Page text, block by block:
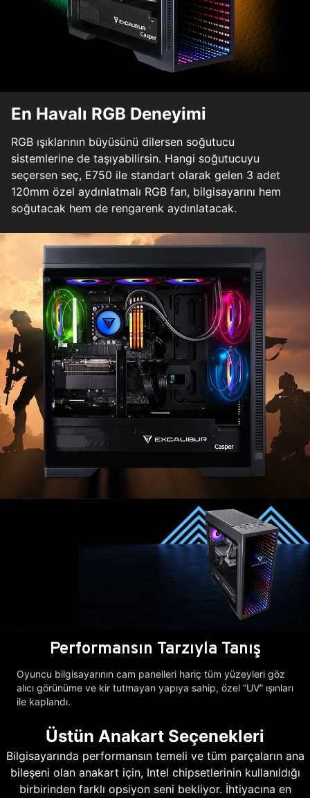
En Havalı RGB Deneyimi
RGB ışıklarının büyüsünü dilersen soğutucu
sistemlerine de taşıyabilirsin. Hangi soğutucuyu
seçersen seç, E750 ile standart olarak gelen 3 adet
120mm özel aydınlatmalı RGB fan, bilgisayarını hem
soğutacak hem de rengarenk aydınlatacak.
Performansın Tarzıyla Tanış
Oyuncu bilgisayarının cam panelleri hariç tüm yüzeyleri göz
alıcı görünüme ve kir tutmayan yapıya sahip, özel “UV” ışınları
ile kaplandı.
Üstün Anakart Seçenekleri
Bilgisayarında performansın temeli ve tüm parçaların ana
bileşeni olan anakart için, Intel chipsetlerinin kullanıldığı
birbirinden farklı opsiyon seni bekliyor. İhtiyacına en